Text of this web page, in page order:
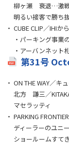
柳ヶ瀬 衰退…激
明るい接客で勝ち
CUBE CLIP／IHIか
・パーキング事業
・アーバンネット
第31号
ON THE WAY／キ
北方 謙三／
マセラッティ
PARKING
ディーラーのユニ
ショールームすて